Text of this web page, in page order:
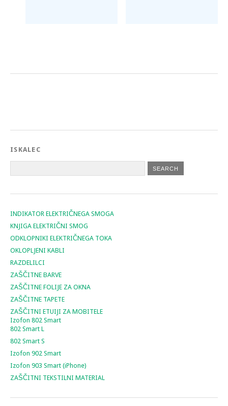
ISKALEC
INDIKATOR ELEKTRIČNEGA SMOGA
KNJIGA ELEKTRIČNI SMOG
ODKLOPNIKI ELEKTRIČNEGA TOKA
OKLOPLJENI KABLI
RAZDELILCI
ZAŠČITNE BARVE
ZAŠČITNE FOLIJE ZA OKNA
ZAŠČITNE TAPETE
ZAŠČITNI ETUIJI ZA MOBITELE
Izofon 802 Smart
802 Smart L
802 Smart S
Izofon 902 Smart
Izofon 903 Smart (iPhone)
ZAŠČITNI TEKSTILNI MATERIAL